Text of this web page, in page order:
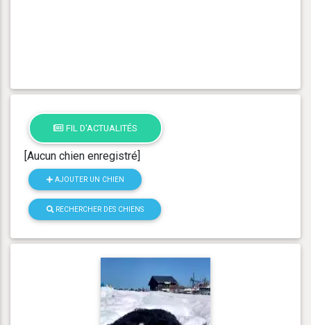
FIL D'ACTUALITÉS
[Aucun chien enregistré]
AJOUTER UN CHIEN
RECHERCHER DES CHIENS